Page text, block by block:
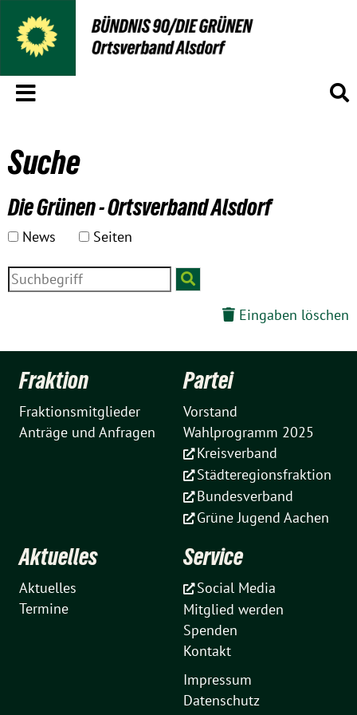
Menü
Suche
Die Grünen - Ortsverband Alsdorf
News Seiten
Eingaben löschen
Fraktion
Fraktionsmitglieder
Anträge und Anfragen
Partei
Vorstand
Wahlprogramm 2025
Kreisverband
Städteregionsfraktion
Bundesverband
Grüne Jugend Aachen
Aktuelles
Aktuelles
Termine
Service
Social Media
Mitglied werden
Spenden
Kontakt
Impressum
Datenschutz